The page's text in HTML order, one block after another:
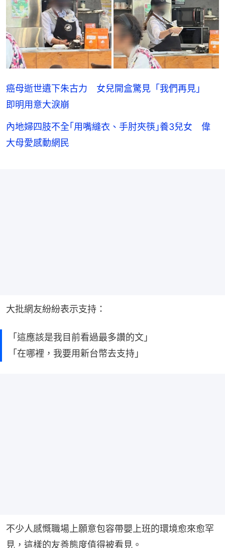
癌母逝世遺下朱古力 女兒開盒驚見「我們再見」
即明用意大淚崩
內地婦四肢不全｢用嘴縫衣、手肘夾筷｣養3兒女 偉
大母愛感動網民
大批網友紛紛表示支持：
「這應該是我目前看過最多讚的文」
「在哪裡，我要用新台幣去支持」
不少人感慨職場上願意包容帶嬰上班的環境愈來愈罕
見，這樣的友善態度值得被看見。